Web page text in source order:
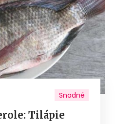
Snadné
Tilápie